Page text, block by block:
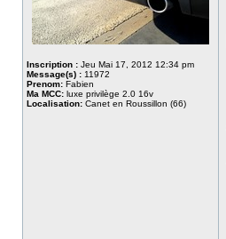
Inscription : Jeu Mai 17, 2012 12:34 pm
Message(s) : 11972
Prenom: Fabien
Ma MCC: luxe privilège 2.0 16v
Localisation: Canet en Roussillon (66)